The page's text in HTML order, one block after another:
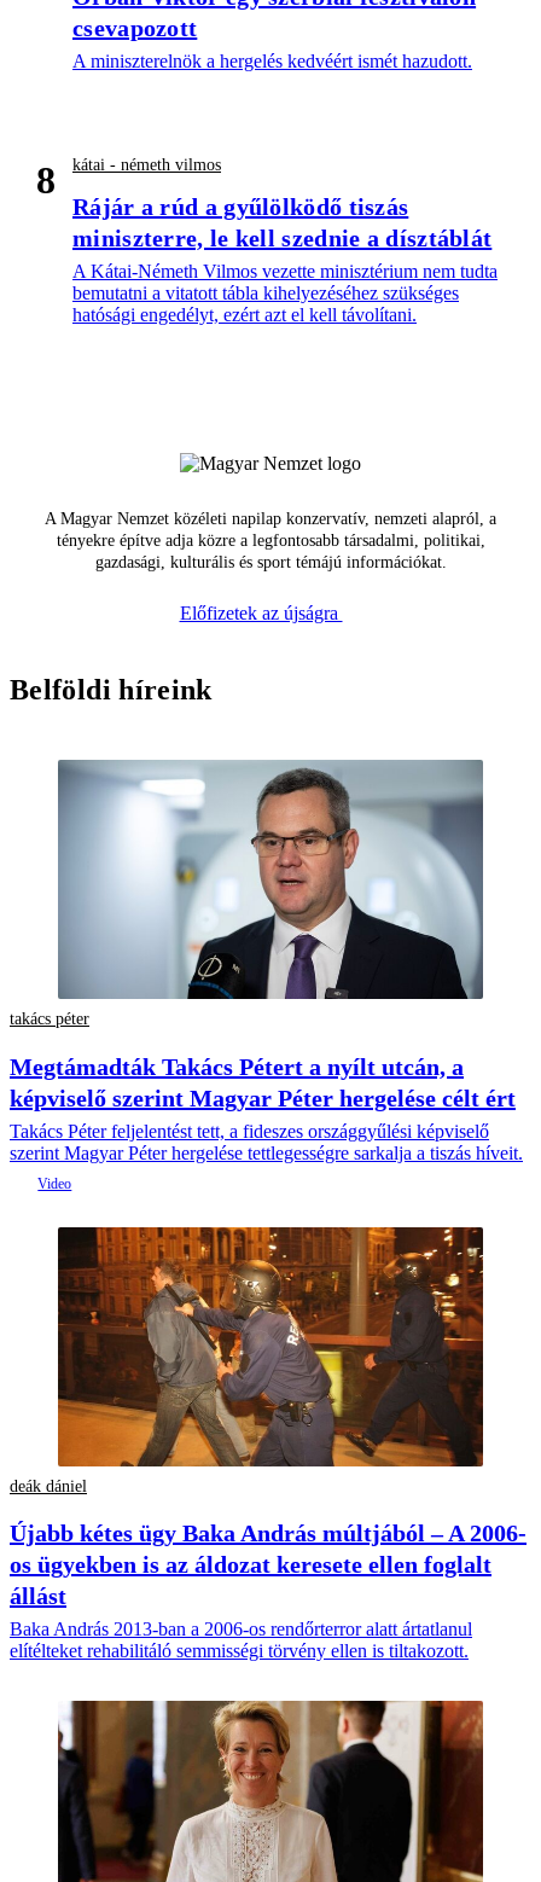
csevapozott
A miniszterelnök a hergelés kedvéért ismét hazudott.
8 kátai - németh vilmos
Rájár a rúd a gyűlölködő tiszás
miniszterre, le kell szednie a dísztáblát
A Kátai-Németh Vilmos vezette minisztérium nem tudta
bemutatni a vitatott tábla kihelyezéséhez szükséges
hatósági engedélyt, ezért azt el kell távolítani.
A Magyar Nemzet közéleti napilap konzervatív, nemzeti alapról, a
tényekre építve adja közre a legfontosabb társadalmi, politikai,
gazdasági, kulturális és sport témájú információkat.
Előfizetek az újságra
Belföldi híreink
takács péter
Megtámadták Takács Pétert a nyílt utcán, a
képviselő szerint Magyar Péter hergelése célt ért
Takács Péter feljelentést tett, a fideszes országgyűlési képviselő
szerint Magyar Péter hergelése tettlegességre sarkalja a tiszás híveit.
deák dániel
Újabb kétes ügy Baka András múltjából – A 2006-
os ügyekben is az áldozat keresete ellen foglalt
állást
Baka András 2013-ban a 2006-os rendőrterror alatt ártatlanul
elítélteket rehabilitáló semmisségi törvény ellen is tiltakozott.